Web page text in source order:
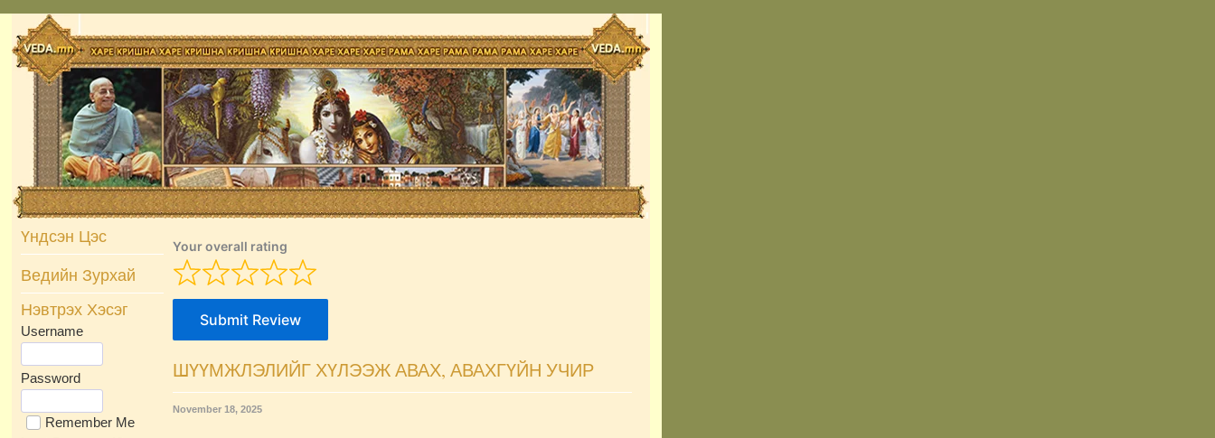
Skip
content
Үндсэн Цэс
Ведийн Зурхай
Нэвтрэх Хэсэг
Username
Password
Remember Me
Your overall rating
Submit Review
ШҮҮМЖЛЭЛИЙГ ХҮЛЭЭЖ АВАХ, АВАХГҮЙН УЧИР
November 18, 2025